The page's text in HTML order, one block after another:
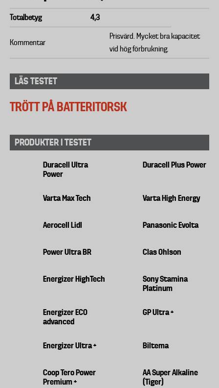
Totalbetyg 4,3
Kommentar
Prisvärd. Mycket bra kapacitet
vid hög förbrukning.
LÄS TESTET
TRÖTT PÅ BATTERITORSK
PRODUKTER I TESTET
Duracell Ultra
Power
Duracell Plus Power
Varta Max Tech Varta High Energy
Aerocell Lidl Panasonic Evolta
Power Ultra BR Clas Ohlson
Energizer HighTech
Sony Stamina
Platinum
Energizer ECO
advanced
GP Ultra +
Energizer Ultra + Biltema
Coop Tero Power
Premium +
AA Super Alkaline
(Tiger)